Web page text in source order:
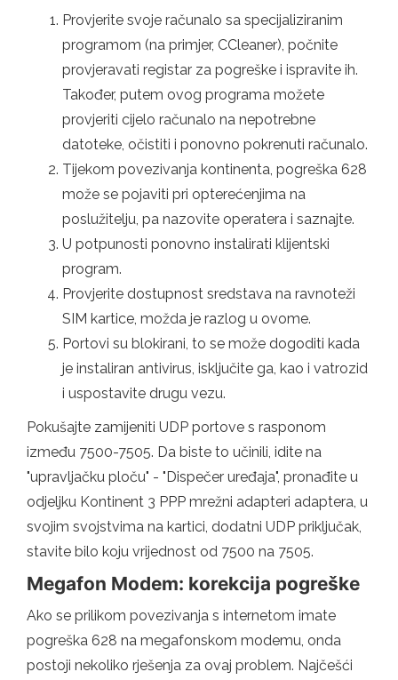
Provjerite svoje računalo sa specijaliziranim
programom (na primjer, CCleaner), počnite
provjeravati registar za pogreške i ispravite ih.
Također, putem ovog programa možete
provjeriti cijelo računalo na nepotrebne
datoteke, očistiti i ponovno pokrenuti računalo.
Tijekom povezivanja kontinenta, pogreška 628
može se pojaviti pri opterećenjima na
poslužitelju, pa nazovite operatera i saznajte.
U potpunosti ponovno instalirati klijentski
program.
Provjerite dostupnost sredstava na ravnoteži
SIM kartice, možda je razlog u ovome.
Portovi su blokirani, to se može dogoditi kada
je instaliran antivirus, isključite ga, kao i vatrozid
i uspostavite drugu vezu.
Pokušajte zamijeniti UDP portove s rasponom
između 7500-7505. Da biste to učinili, idite na
"upravljačku ploču" - "Dispečer uređaja", pronađite u
odjeljku Kontinent 3 PPP mrežni adapteri adaptera, u
svojim svojstvima na kartici, dodatni UDP priključak,
stavite bilo koju vrijednost od 7500 na 7505.
Megafon Modem: korekcija pogreške
Ako se prilikom povezivanja s internetom imate
pogreška 628 na megafonskom modemu, onda
postoji nekoliko rješenja za ovaj problem. Najčešći